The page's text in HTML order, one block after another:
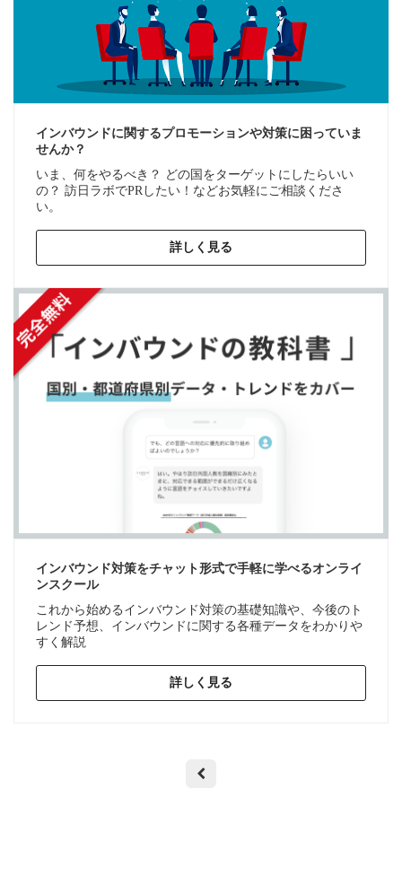
インバウンドに関するプロモーションや対策に困っていま
せんか？
いま、何をやるべき？ どの国をターゲットにしたらいい
の？ 訪日ラボでPRしたい！などお気軽にご相談くださ
い。
詳しく見る
インバウンド対策をチャット形式で手軽に学べるオンライ
ンスクール
これから始めるインバウンド対策の基礎知識や、今後のト
レンド予想、インバウンドに関する各種データをわかりや
すく解説
詳しく見る